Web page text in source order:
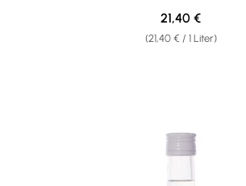
(21,40 € / 1 Liter)
Regulärer Preis:
21,40 €